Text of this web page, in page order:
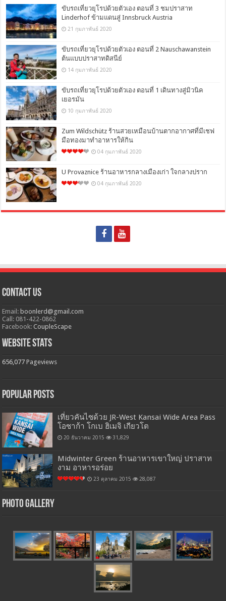
ขับรถเที่ยวยุโรปด้วยตัวเอง ตอนที่ 3 ชมปราสาท
Linderhof ข้ามแดนสู่ Innsbruck Austria
21 กุมภาพันธ์ 2020
ขับรถเที่ยวยุโรปด้วยตัวเอง ตอนที่ 2 Nauschawanstein
ต้นแบบปราสาทดิสนีย์
14 กุมภาพันธ์ 2020
ขับรถเที่ยวยุโรปด้วยตัวเอง ตอนที่ 1 เดินทางสู่มิวนิค
เยอรมัน
10 กุมภาพันธ์ 2020
Zum Wildschütz ร้านสวยเหมือนบ้านตากอากาศที่มีเชฟ
มือทองมาทำอาหารให้กิน
04 กุมภาพันธ์ 2020
U Provaznice ร้านอาหารกลางเมืองเก่า ใจกลางปราก
04 กุมภาพันธ์ 2020
Contact Us
Email: boonlerd@gmail.com
Call: 081-422-0862
Facebook:CoupleScape
Website Stats
656,077 Pageviews
Popular Posts
เที่ยวคันไซด้วย JR-West Kansai Wide Area Pass
โอซาก้า โกเบ ฮิเมจิ เกียวโต
20 ธันวาคม 2015 31,829
Midwinter Green ร้านอาหารเขาใหญ่ ปราสาท
งาม อาหารอร่อย
23 ตุลาคม 2015 28,087
Photo Gallery